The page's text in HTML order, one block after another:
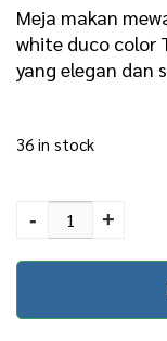
i
g
i
r
Meja makan
white duco color
yang elegan dan
36 in stock
Terbaru Luxury Carving
Great White Duco Color
TTJ-1731 quantity
- +